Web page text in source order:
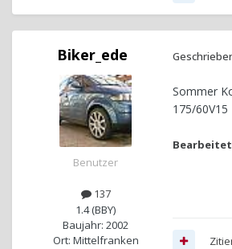
Biker_ede
Benutzer
137
1.4 (BBY)
Baujahr: 2002
Ort: Mittelfranken
Sommer
175/60V15
Bearbeitet